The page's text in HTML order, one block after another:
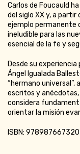
Carlos de Foucauld
del siglo XX y, a
ejemplo permanente
ineludible para las
esencial de la fe y
Desde su
Ángel Igualada
“hermano universal”,
escritos y
considera
orientar la misión
ISBN: